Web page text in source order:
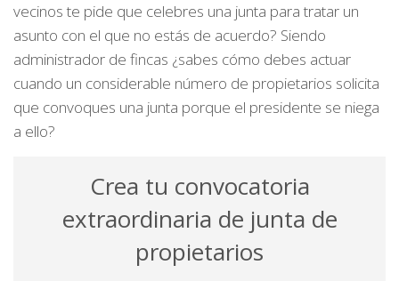
vecinos te pide que celebres una junta para tratar un
asunto con el que no estás de acuerdo? Siendo
administrador de fincas ¿sabes cómo debes actuar
cuando un considerable número de propietarios solicita
que convoques una junta porque el presidente se niega
a ello?
Crea tu convocatoria
extraordinaria de junta de
propietarios